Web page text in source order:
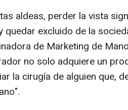
aldeas, perder la vista
quedar excluido de la
de Marketing de
no solo adquiere un
la cirugía de alguien que,